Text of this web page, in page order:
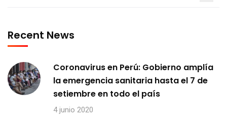
Recent News
Coronavirus en Perú: Gobierno amplía
la emergencia sanitaria hasta el 7 de
setiembre en todo el país
4 junio 2020